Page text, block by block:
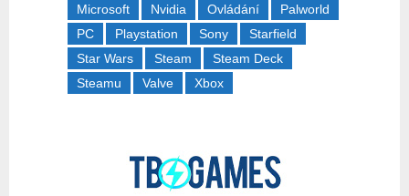
Microsoft
Nvidia Ovládání
Palworld
PC
Playstation Sony
Starfield
Star Wars
Steam
Steam Deck
Steamu
Valve Xbox